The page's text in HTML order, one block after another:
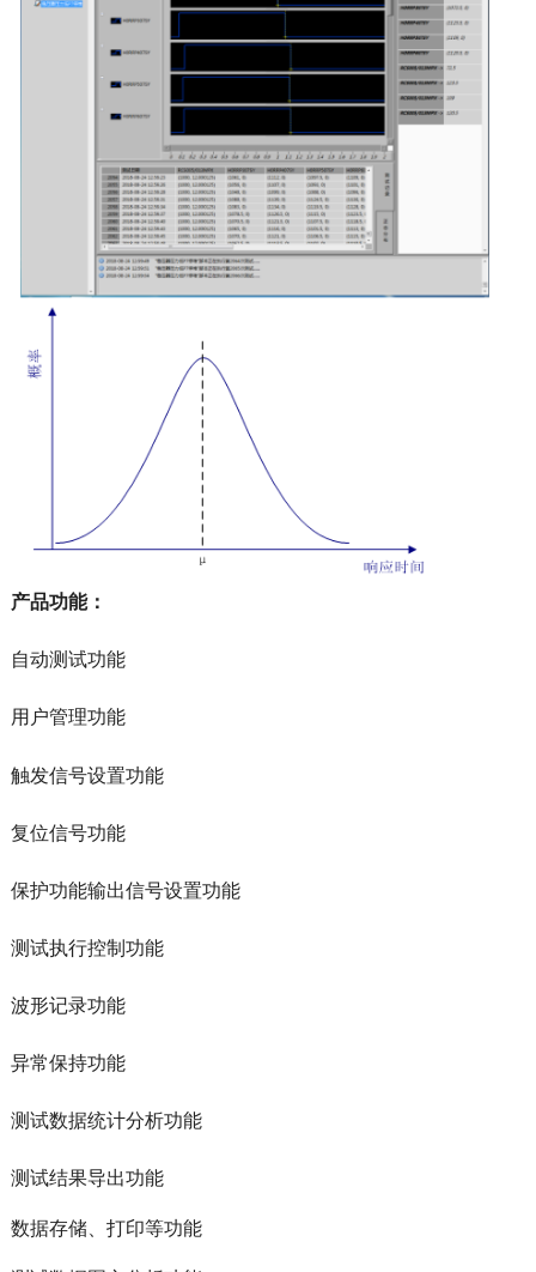
产品功能：
自动测试功能
用户管理功能
触发信号设置功能
复位信号功能
保护功能输出信号设置功能
测试执行控制功能
波形记录功能
异常保持功能
测试数据统计分析功能
测试结果导出功能
数据存储、打印等功能